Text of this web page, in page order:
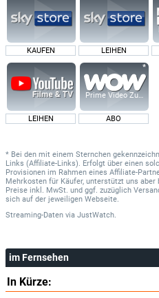
KAUFEN LEIHEN
LEIHEN
Prime Video Zusatz-
ABO
* Bei den mit einem Sternchen
Links (Affiliate-Links). Erfolgt über einen
Provisionen im Rahmen eines Affiliate-
Mehrkosten für Käufer, unterstützt uns
Preise inkl. MwSt. und ggf. zuzüglich
sich auf der jeweiligen Webseite.
Streaming-Daten via JustWatch.
im Fernsehen
In Kürze: